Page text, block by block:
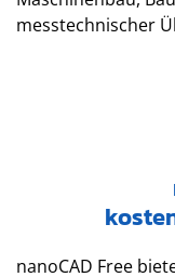
messtechnischer
nanoCAD Free